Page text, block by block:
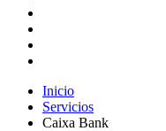
Inicio
Servicios
Caixa Bank